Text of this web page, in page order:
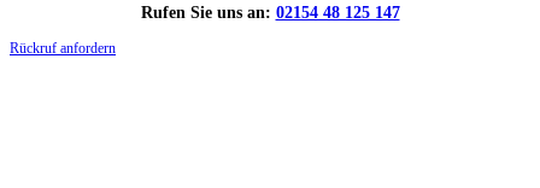
Rufen Sie uns an: 02154 48 125 147
Rückruf anfordern